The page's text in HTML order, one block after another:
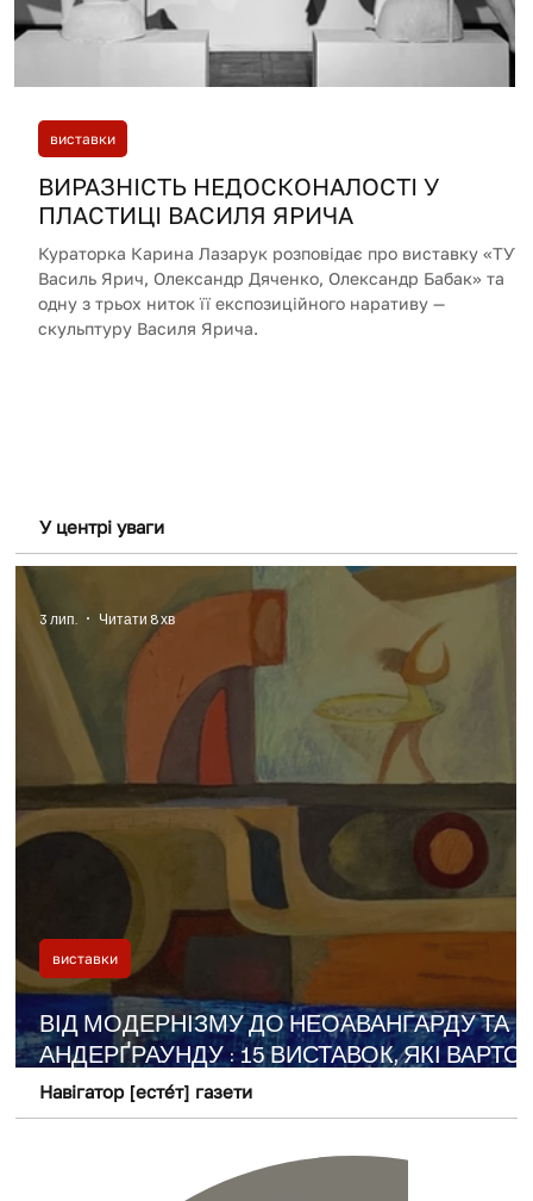
У центрі уваги
ВІД МОДЕРНІЗМУ ДО НЕОАВАНГАРДУ ТА
АНДЕРҐРАУНДУ : 15 ВИСТАВОК, ЯКІ ВАРТО
ПОБАЧИТИ ЦЬОГО ЛІТА
виставки
3 лип. Читати 8 хв
Навігатор [естéт] газети
ВИРАЗНІСТЬ НЕДОСКОНАЛОСТІ У
ПЛАСТИЦІ ВАСИЛЯ ЯРИЧА
Кураторка Карина Лазарук розповідає про виставку «ТУТ:
Василь Ярич, Олександр Дяченко, Олександр Бабак» та
одну з трьох ниток її експозиційного наративу —
скульптуру Василя Ярича.
виставки